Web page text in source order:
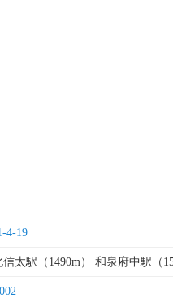
4-19
太駅（1490m） 和泉府中駅（